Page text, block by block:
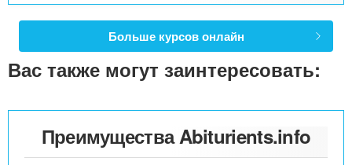
Больше курсов онлайн
Вас также могут заинтересовать:
Преимущества Abiturients.info